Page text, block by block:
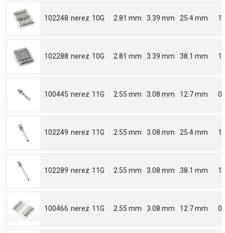
102248 nerez 10G 2.81 mm 3.39 mm 25.4 mm 1
102288 nerez 10G 2.81 mm 3.39 mm 38.1 mm
100445 nerez 11G 2.55 mm 3.08 mm 12.7 mm
102249 nerez 11G 2.55 mm 3.08 mm 25.4 mm 1
102289 nerez 11G 2.55 mm 3.08 mm 38.1 mm
100466 nerez 11G 2.55 mm 3.08 mm 12.7 mm